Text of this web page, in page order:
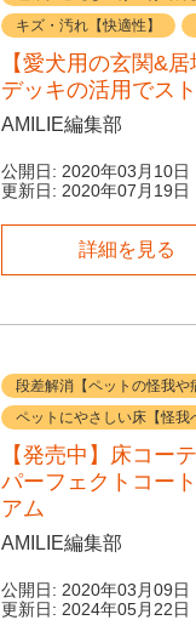
キズ・汚れ【快適性】
【愛犬用の玄関&
デッキの活用でス
AMILIE編集部
公開日: 2020年03月10日
更新日: 2020年07月19日
詳細を見る
段差解消【ペットの怪我や
ペットにやさしい床【怪我
【発売中】床コー
パーフェクトコー
アム
AMILIE編集部
公開日: 2020年03月09日
更新日: 2024年05月22日